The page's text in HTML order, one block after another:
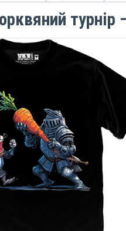
турнір